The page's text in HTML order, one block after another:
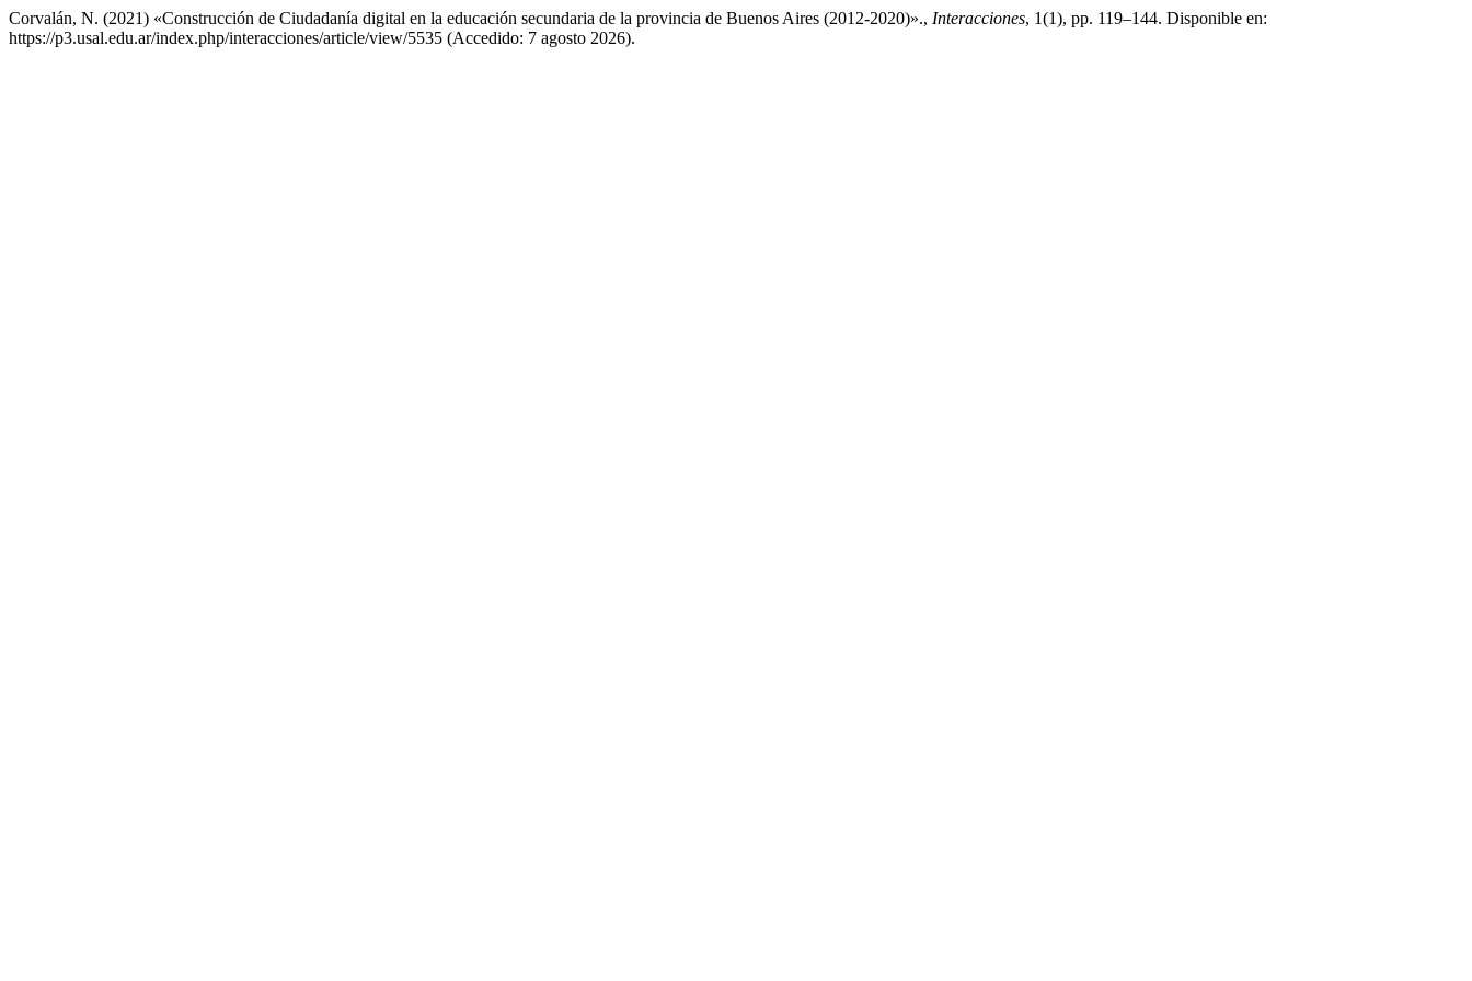
Corvalán, N. (2021) «Construcción de Ciudadanía digital en la educación secundaria de la provincia de Buenos Aires (2012-2020)»., Interacciones, 1(1), pp. 119–144. Disponible en:
https://p3.usal.edu.ar/index.php/interacciones/article/view/5535 (Accedido: 7 agosto 2026).